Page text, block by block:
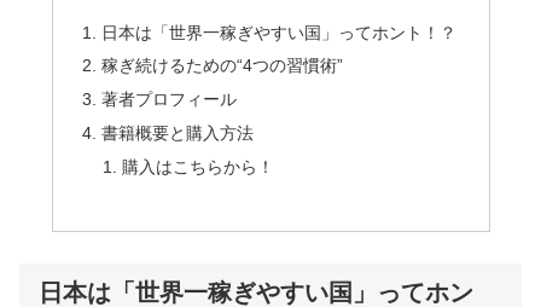
日本は「世界一稼ぎやすい国」ってホント！？
稼ぎ続けるための“4つの習慣術”
著者プロフィール
書籍概要と購入方法
購入はこちらから！
日本は「世界一稼ぎやすい国」ってホン